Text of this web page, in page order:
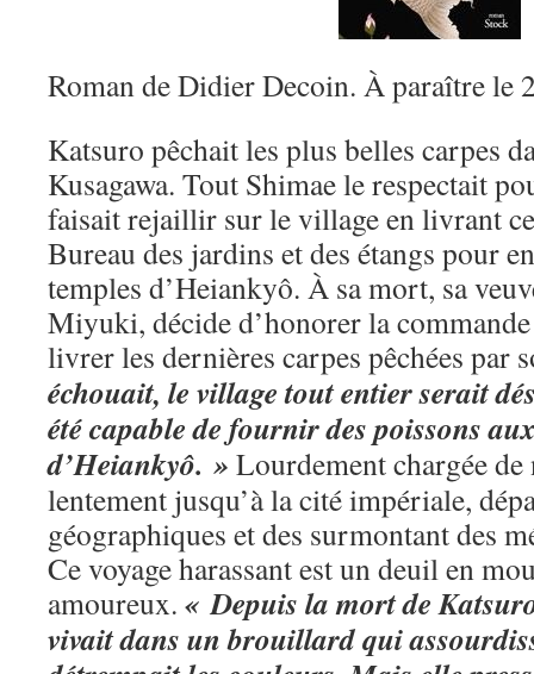
Roman de Didier Decoin. À paraître le
Katsuro pêchait les plus belles carpes
Kusagawa. Tout Shimae le respectait
faisait rejaillir sur le village en livrant
Bureau des jardins et des étangs pour
temples d’Heiankyô. À sa mort, sa
Miyuki, décide d’honorer la commande
livrer les dernières carpes pêchées par
échouait, le village tout entier serait
été capable de fournir des poissons
d’Heiankyô. » Lourdement chargée
lentement jusqu’à la cité impériale,
géographiques et des surmontant des
Ce voyage harassant est un deuil en
amoureux. « Depuis la mort de
vivait dans un brouillard qui